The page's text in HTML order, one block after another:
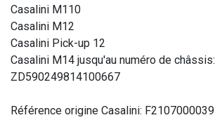
Casalini M110
Casalini M12
Casalini Pick-up 12
Casalini M14 jusqu'au numéro de châssis:
ZD590249814100667
Référence origine Casalini: F2107000039